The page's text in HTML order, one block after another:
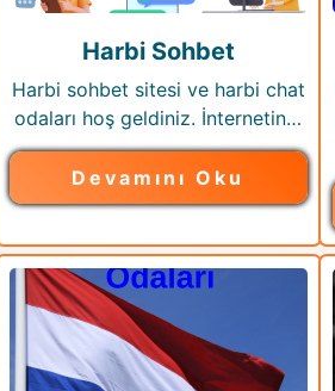
Harbi Sohbet
Harbi sohbet sitesi ve harbi chat
odaları hoş geldiniz. İnternetin…
Devamını Oku